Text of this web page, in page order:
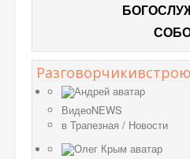
Разговорчикивстрою
ВидеоNEWS
в Трапезная / Новости